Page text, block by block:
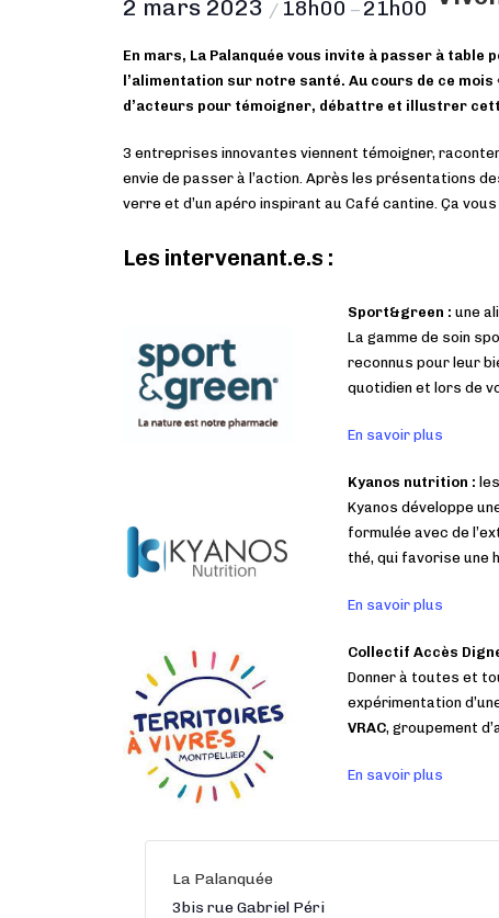
2 mars 2023 / 18h00 – 21h00
En mars, La Palanquée vous invite à passer à table
l’alimentation sur notre santé. Au cours de ce
d’acteurs pour témoigner, débattre et illustrer
3 entreprises innovantes viennent témoigner,
envie de passer à l’action. Après les présentations
verre et d’un apéro inspirant au Café cantine. Ça
Les intervenant.e.s :
Sport&green : une
La gamme de soin
reconnus pour leur
quotidien et lors de
En savoir plus
Kyanos nutrition :
Kyanos développe
formulée avec de
thé, qui favorise une
En savoir plus
Collectif Accès
Donner à toutes et
expérimentation
VRAC, groupement
En savoir plus
La Palanquée
3bis rue Gabriel Péri